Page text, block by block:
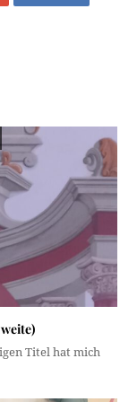
Titel hat mich